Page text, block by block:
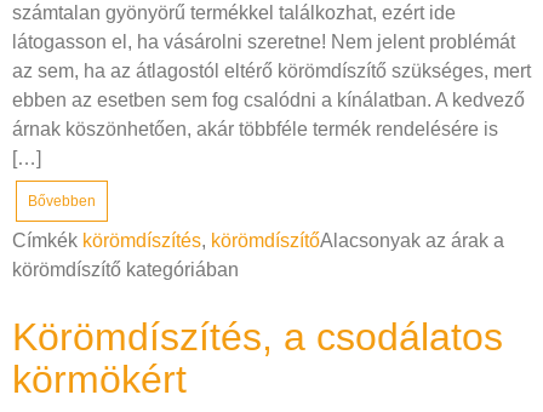
számtalan gyönyörű termékkel találkozhat, ezért ide
látogasson el, ha vásárolni szeretne! Nem jelent problémát
az sem, ha az átlagostól eltérő körömdíszítő szükséges, mert
ebben az esetben sem fog csalódni a kínálatban. A kedvező
árnak köszönhetően, akár többféle termék rendelésére is
[…]
Bővebben
Címkék körömdíszítés, körömdíszítőAlacsonyak az árak a
körömdíszítő kategóriában
Körömdíszítés, a csodálatos
körmökért